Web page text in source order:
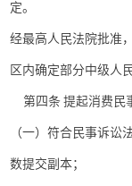
定。
经最高人民法院批准
区内确定部分中级人
第四条 提起消费民
（一）符合民事诉讼
数提交副本；